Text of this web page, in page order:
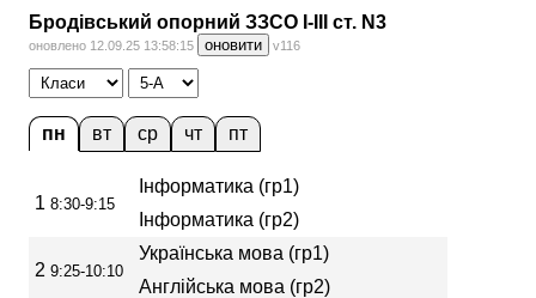
Бродівський опорний ЗЗСО І-ІІІ ст. N3
оновлено 12.09.25 13:58:15 оновити v116
пн вт ср чт пт
1 8:30-9:15
Інформатика (гр1)
Інформатика (гр2)
2 9:25-10:10
Українська мова (гр1)
Англійська мова (гр2)